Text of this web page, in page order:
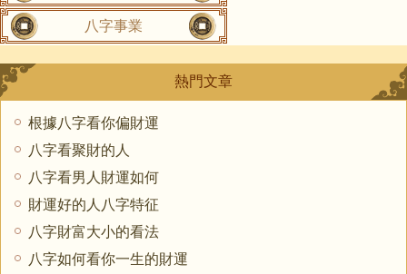
八字事業
熱門文章
根據八字看你偏財運
八字看聚財的人
八字看男人財運如何
財運好的人八字特征
八字財富大小的看法
八字如何看你一生的財運